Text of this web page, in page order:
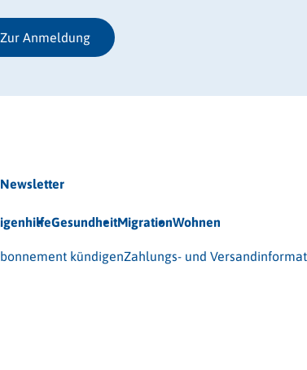
Zur Anmeldung
Newsletter
GesundheitMigrationWohnen
kündigenZahlungs- und